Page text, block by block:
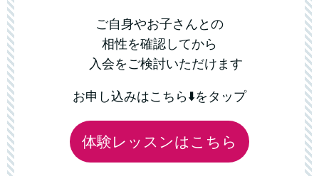
ご自身やお子さんとの
相性を確認してから
入会をご検討いただけます
お申し込みはこちら⬇️をタップ
体験レッスンはこちら